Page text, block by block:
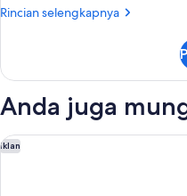
Rincian selengkapnya
Rincian
SMALL
Anda juga
Iklan
citizenM Paris Gare de Lyon